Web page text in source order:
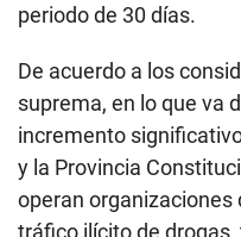
periodo de 30 días.
De acuerdo a los
suprema, en lo que va
incremento
y la Provincia
operan organizaciones
tráfico ilícito de